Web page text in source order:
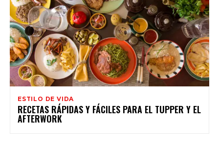
ESTILO DE VIDA
RECETAS RÁPIDAS Y FÁCILES PARA EL TUPPER Y EL
AFTERWORK